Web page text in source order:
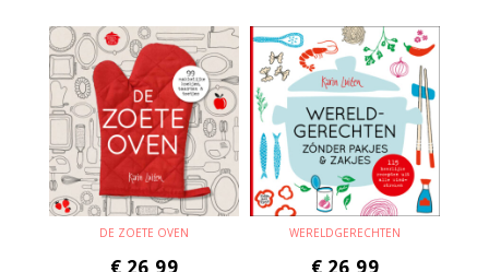
DE ZOETE OVEN WERELDGERECHTEN